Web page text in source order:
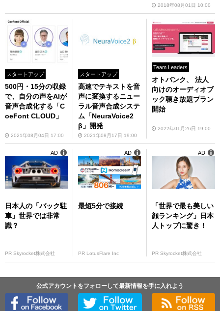
2018年08月01日 10:00
スタートアップ
500円・15分の収録
で、自分の声をAIが
音声合成化する「C
oeFont CLOUD」
2021年08月04日 17:00
スタートアップ
高速でテキストを音
声に変換するニュー
ラル音声合成システ
ム「NeuraVoice2
β」開発
2021年08月17日 19:00
Team Leaders
オトバンク、 法人
向けのオーディオブ
ック聴き放題プラン
開始
2022年01月26日 19:00
日本人の「バック駐
車」世界では非常
識？
PR Skyrocket株式会社
AD
最短5分で接続
PR LotusFlare Inc
AD
「世界で最も美しい
顔ランキング」日本
人トップに驚き！
PR Skyrocket株式会社
AD
公式アカウントをフォローして最新情報を手に入れよう